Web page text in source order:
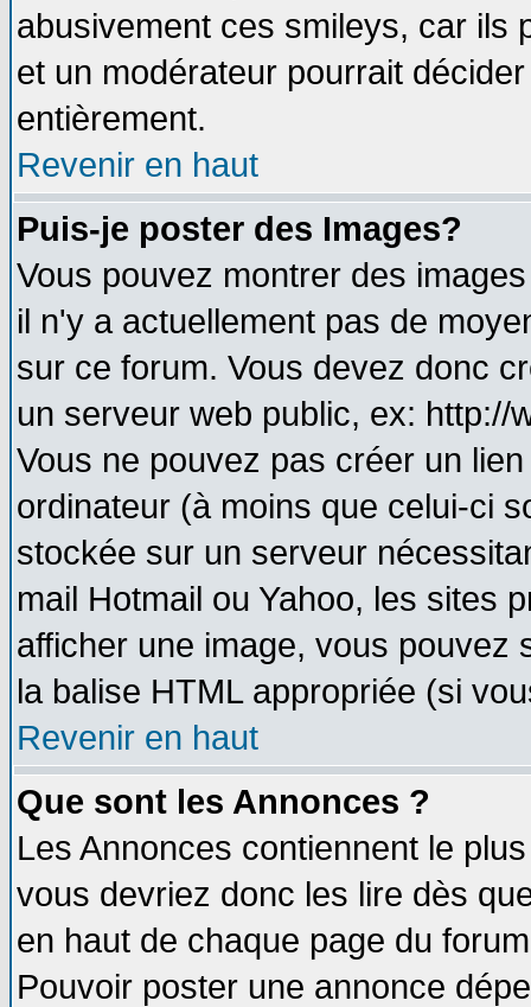
abusivement ces smileys, car ils
et un modérateur pourrait
entièrement.
Revenir en haut
Puis-je poster des Images?
Vous pouvez montrer des
il n'y a actuellement pas de
sur ce forum. Vous devez donc
un serveur web public, ex: http://
Vous ne pouvez pas créer un
ordinateur (à moins que celui-ci
stockée sur un serveur
mail Hotmail ou Yahoo, les sites
afficher une image, vous pouvez
la balise HTML appropriée (si
Revenir en haut
Que sont les Annonces ?
Les Annonces contiennent le
vous devriez donc les lire dès
en haut de chaque page du
Pouvoir poster une annonce